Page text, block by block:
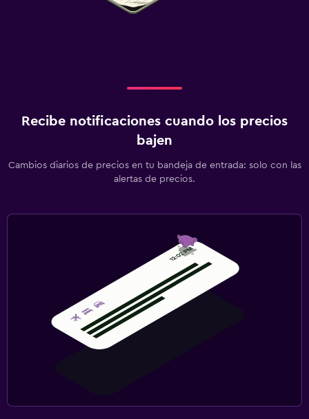
Recibe notificaciones cuando los precios
bajen
Cambios diarios de precios en tu bandeja de entrada: solo con las
alertas de precios.